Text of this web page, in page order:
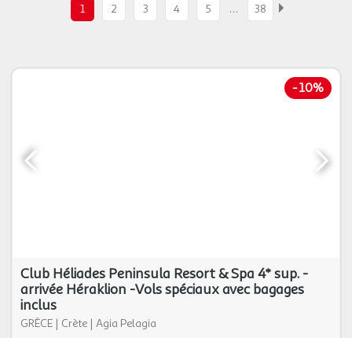
1 2 3 4 5 … 38
-10%
Club Héliades Peninsula Resort & Spa 4* sup. -
arrivée Héraklion -Vols spéciaux avec bagages
inclus
GRÈCE | Crète | Agia Pelagia